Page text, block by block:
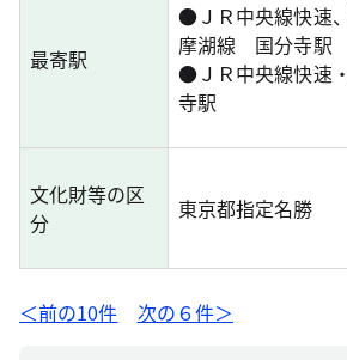
最寄駅
●ＪＲ中央線快速
摩湖線 国分寺駅
●ＪＲ中央線快
寺駅
文化財等の区
分
東京都指定名勝
＜前の10件 次の６件＞